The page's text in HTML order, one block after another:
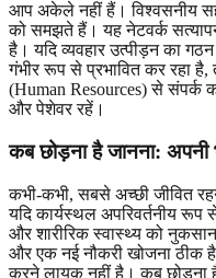
आप अकेले नहीं हैं। विश्वसनीय
को समझते हैं। यह नेटवर्क
है। यदि व्यवहार उत्पीड़न का
गंभीर रूप से प्रभावित कर रहा
(Human Resources) से संपर्क
और पेशेवर रहें।
कब छोड़ना है जानना: अपनी
कभी-कभी, सबसे अच्छी जीवित
यदि कार्यस्थल अपरिवर्तनीय
और शारीरिक स्वास्थ्य को
और एक नई नौकरी खोजना ठीक
करने लायक नहीं है। कब छोड़ना